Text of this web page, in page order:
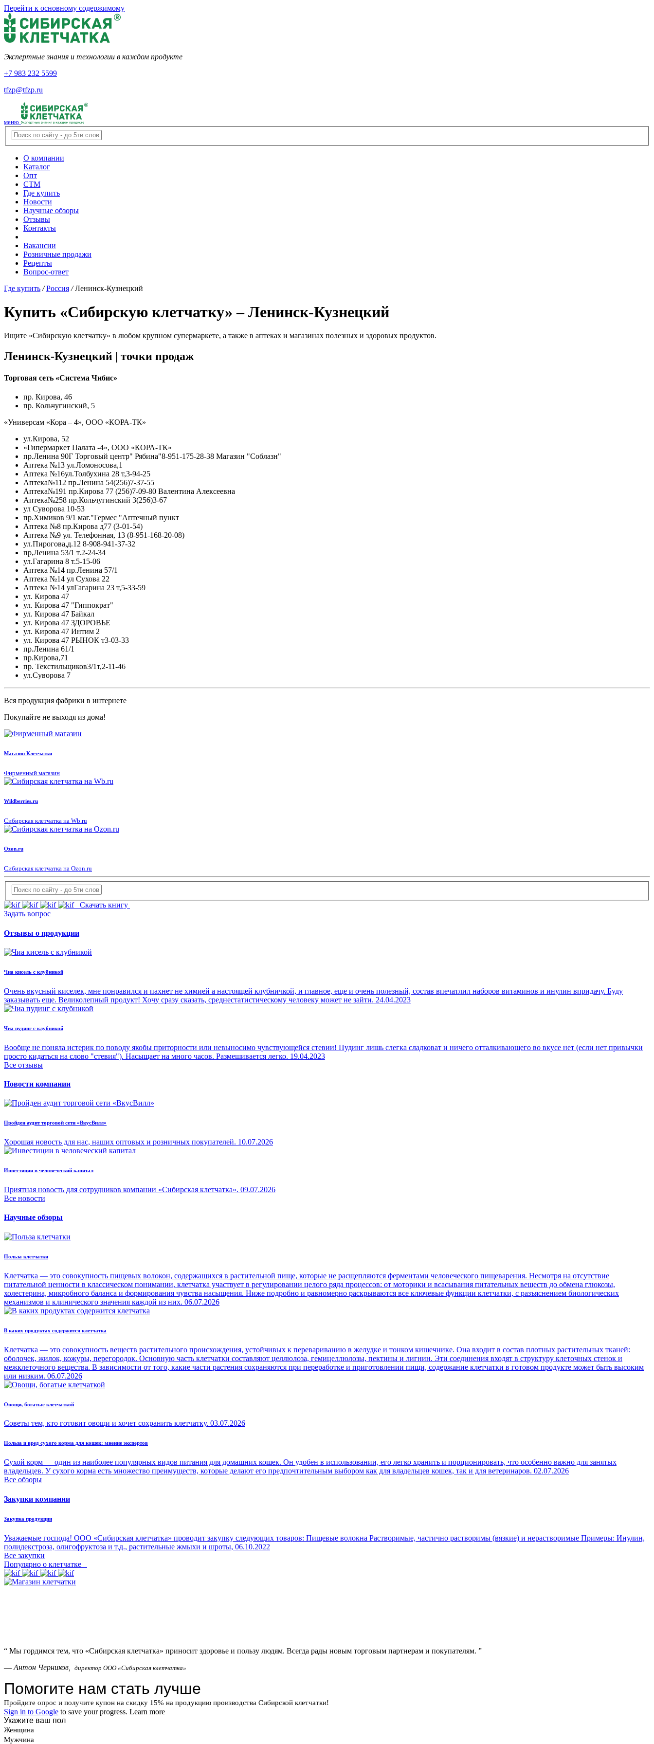
Перейти к основному содержимому
Экспертные знания и технологии в каждом продукте
+7 983 232 5599
tfzp@tfzp.ru
меню
О компании
Каталог
Опт
СТМ
Где купить
Новости
Научные обзоры
Отзывы
Контакты
Вакансии
Розничные продажи
Рецепты
Вопрос-ответ
Где купить / Россия / Ленинск-Кузнецкий
Купить «Сибирскую клетчатку» – Ленинск-Кузнецкий
Ищите «Сибирскую клетчатку» в любом крупном супермаркете, а также в аптеках и магазинах полезных и здоровых продуктов.
Ленинск-Кузнецкий | точки продаж
Торговая сеть «Система Чибис»
пр. Кирова, 46
пр. Кольчугинский, 5
«Универсам «Кора – 4», ООО «КОРА-ТК»
ул.Кирова, 52
«Гипермаркет Палата -4», ООО «КОРА-ТК»
пр.Ленина 90Г Торговый центр" Рябина"8-951-175-28-38 Магазин "Соблазн"
Аптека №13 ул.Ломоносова,1
Аптека №16ул.Толбухина 28 т,3-94-25
Аптека№112 пр.Ленина 54(256)7-37-55
Аптека№191 пр.Кирова 77 (256)7-09-80 Валентина Алексеевна
Аптека№258 пр.Кольчугинский 3(256)3-67
ул Суворова 10-53
пр.Химиков 9/1 маг."Гермес "Аптечный пункт
Аптека №8 пр.Кирова д77 (3-01-54)
Аптека №9 ул. Телефонная, 13 (8-951-168-20-08)
ул.Пирогова,д.12 8-908-941-37-32
пр,Ленина 53/1 т.2-24-34
ул.Гагарина 8 т.5-15-06
Аптека №14 пр.Ленина 57/1
Аптека №14 ул Сухова 22
Аптека №14 улГагарина 23 т,5-33-59
ул. Кирова 47
ул. Кирова 47 "Гиппократ"
ул. Кирова 47 Байкал
ул. Кирова 47 ЗДОРОВЬЕ
ул. Кирова 47 Интим 2
ул. Кирова 47 РЫНОК т3-03-33
пр.Ленина 61/1
пр.Кирова,71
пр. Текстильщиков3/1т,2-11-46
ул.Суворова 7
Вся продукция фабрики в интернете
Покупайте не выходя из дома!
Магазин Клетчатки
Фирменный магазин
Wildberries.ru
Сибирская клетчатка на Wb.ru
Ozon.ru
Сибирская клетчатка на Ozon.ru
Скачать книгу
Задать вопрос
Отзывы о продукции
Чиа кисель с клубникой
Очень вкусный киселек, мне понравился и пахнет не химией а настоящей клубничкой, и главное, еще и очень полезный, состав впечатлил наборов витаминов и инулин впридачу. Буду
заказывать еще. Великолепный продукт! Хочу сразу сказать, среднестатистическому человеку может не зайти. 24.04.2023
Чиа пудинг с клубникой
Вообще не поняла истерик по поводу якобы приторности или невыносимо чувствующейся стевии! Пудинг лишь слегка сладковат и ничего отталкивающего во вкусе нет (если нет привычки
просто кидаться на слово "стевия"). Насыщает на много часов. Размешивается легко. 19.04.2023
Все отзывы
Новости компании
Пройден аудит торговой сети «ВкусВилл»
Хорошая новость для нас, наших оптовых и розничных покупателей. 10.07.2026
Инвестиции в человеческий капитал
Приятная новость для сотрудников компании «Сибирская клетчатка». 09.07.2026
Все новости
Научные обзоры
Польза клетчатки
Клетчатка — это совокупность пищевых волокон, содержащихся в растительной пище, которые не расщепляются ферментами человеческого пищеварения. Несмотря на отсутствие
питательной ценности в классическом понимании, клетчатка участвует в регулировании целого ряда процессов: от моторики и всасывания питательных веществ до обмена глюкозы,
холестерина, микробного баланса и формирования чувства насыщения. Ниже подробно и равномерно раскрываются все ключевые функции клетчатки, с разъяснением биологических
механизмов и клинического значения каждой из них. 06.07.2026
В каких продуктах содержится клетчатка
Клетчатка — это совокупность веществ растительного происхождения, устойчивых к перевариванию в желудке и тонком кишечнике. Она входит в состав плотных растительных тканей:
оболочек, жилок, кожуры, перегородок. Основную часть клетчатки составляют целлюлоза, гемицеллюлозы, пектины и лигнин. Эти соединения входят в структуру клеточных стенок и
межклеточного вещества. В зависимости от того, какие части растения сохраняются при переработке и приготовлении пищи, содержание клетчатки в готовом продукте может быть высоким
или низким. 06.07.2026
Овощи, богатые клетчаткой
Советы тем, кто готовит овощи и хочет сохранить клетчатку. 03.07.2026
Польза и вред сухого корма для кошек: мнение экспертов
Сухой корм — один из наиболее популярных видов питания для домашних кошек. Он удобен в использовании, его легко хранить и порционировать, что особенно важно для занятых
владельцев. У сухого корма есть множество преимуществ, которые делают его предпочтительным выбором как для владельцев кошек, так и для ветеринаров. 02.07.2026
Все обзоры
Закупки компании
Закупка продукции
Уважаемые господа! ООО «Сибирская клетчатка» проводит закупку следующих товаров: Пищевые волокна Растворимые, частично растворимы (вязкие) и нерастворимые Примеры: Инулин,
полидекстроза, олигофруктоза и т.д., растительные жмыхи и шроты, 06.10.2022
Все закупки
Популярно о клетчатке
“ Мы гордимся тем, что «Сибирская клетчатка» приносит здоровье и пользу людям. Всегда рады новым торговым партнерам и покупателям. ”
— Антон Черников, директор ООО «Сибирская клетчатка»